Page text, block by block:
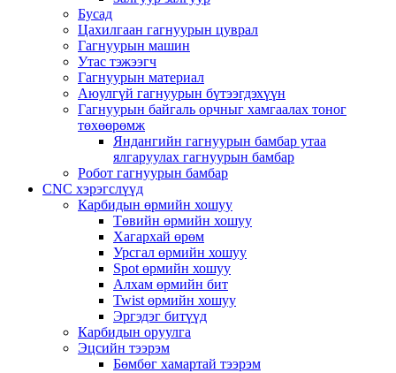
Бусад
Цахилгаан гагнуурын цуврал
Гагнуурын машин
Утас тэжээгч
Гагнуурын материал
Аюулгүй гагнуурын бүтээгдэхүүн
Гагнуурын байгаль орчныг хамгаалах тоног
төхөөрөмж
Яндангийн гагнуурын бамбар утаа
ялгаруулах гагнуурын бамбар
Робот гагнуурын бамбар
CNC хэрэгслүүд
Карбидын өрмийн хошуу
Төвийн өрмийн хошуу
Хагархай өрөм
Урсгал өрмийн хошуу
Spot өрмийн хошуу
Алхам өрмийн бит
Twist өрмийн хошуу
Эргэдэг битүүд
Карбидын оруулга
Эцсийн тээрэм
Бөмбөг хамартай тээрэм